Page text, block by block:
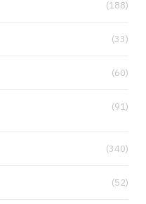
(188)
(33)
(60)
(91)
(340)
(52)